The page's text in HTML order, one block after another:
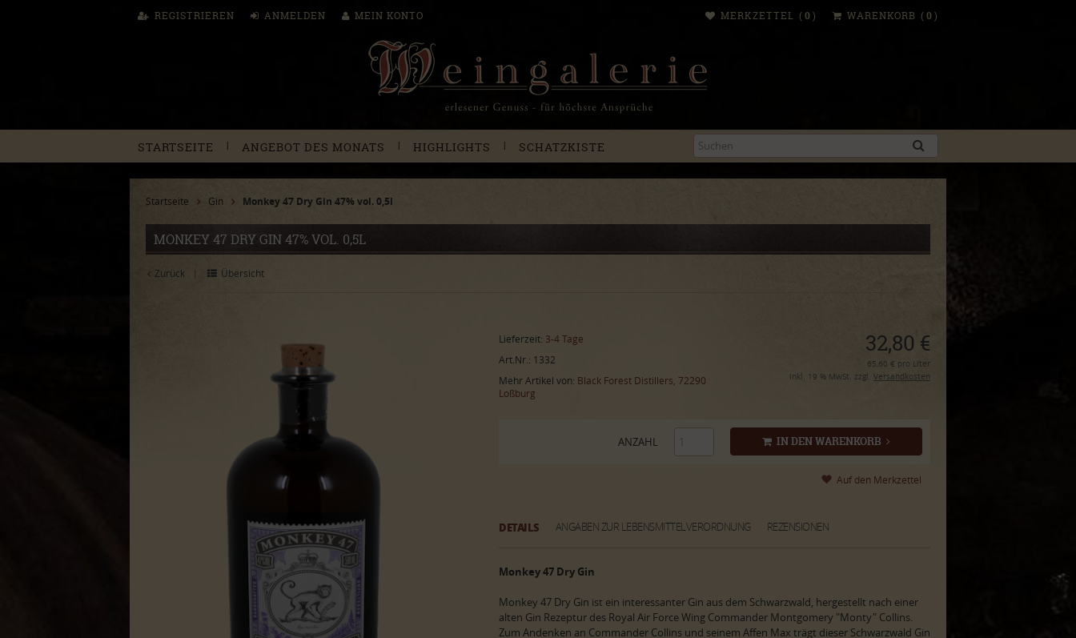
REGISTRIEREN ANMELDEN MEIN KONTO WARENKORB (0 )
MERKZETTEL (0 )
STARTSEITE | ANGEBOT DES MONATS | HIGHLIGHTS | SCHATZKISTE
Startseite Gin Monkey 47 Dry Gin 47% vol. 0,5l
MONKEY 47 DRY GIN 47% VOL. 0,5L
Zurück | Übersicht
Lieferzeit: 3-4 Tage
Art.Nr.: 1332
Mehr Artikel von: Black Forest Distillers, 72290
Loßburg
32,80 €
65,60 € pro Liter
inkl. 19 % MwSt. zzgl. Versandkosten
IN DEN WARENKORB
ANZAHL
DETAILS ANGABEN ZUR LEBENSMITTELVERORDNUNG REZENSIONEN
Monkey 47 Dry Gin
Monkey 47 Dry Gin ist ein interessanter Gin aus dem Schwarzwald, hergestellt nach einer
alten Gin Rezeptur des Royal Air Force Wing Commander Montgomery "Monty" Collins.
Zum Andenken an Commander Collins und seinem Affen Max trägt dieser Schwarzwald Gin